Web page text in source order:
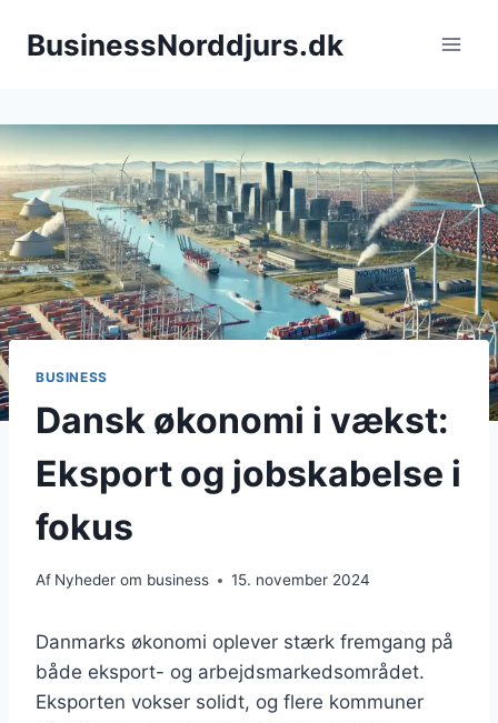
BusinessNorddjurs.dk
BUSINESS
Dansk økonomi i vækst:
Eksport og jobskabelse i
fokus
Af Nyheder om business 15. november 2024
Danmarks økonomi oplever stærk fremgang på
både eksport- og arbejdsmarkedsområdet.
Eksporten vokser solidt, og flere kommuner